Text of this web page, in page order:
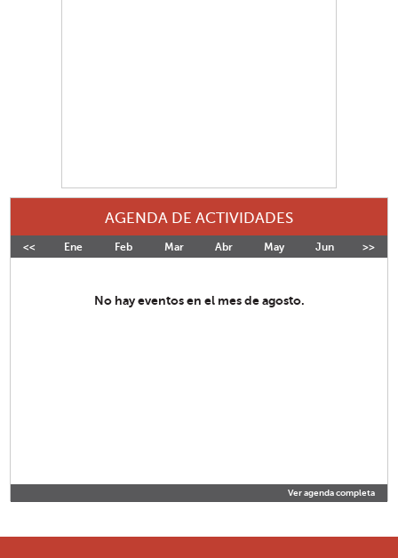
AGENDA DE ACTIVIDADES
<< Ene Feb Mar Abr May Jun Jul
>>
No hay eventos en el mes de agosto.
Ver agenda completa